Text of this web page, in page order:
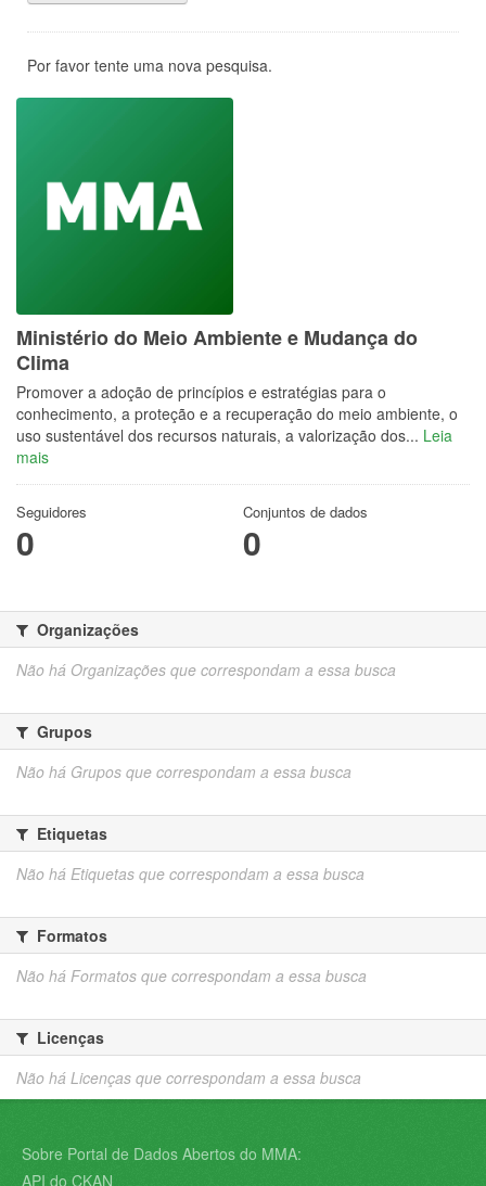
Por favor tente uma nova pesquisa.
Ministério do Meio Ambiente e Mudança do
Clima
Promover a adoção de princípios e estratégias para o
conhecimento, a proteção e a recuperação do meio ambiente, o
uso sustentável dos recursos naturais, a valorização dos... Leia
mais
Seguidores
0
Conjuntos de dados
0
Organizações
Não há Organizações que correspondam a essa busca
Grupos
Não há Grupos que correspondam a essa busca
Etiquetas
Não há Etiquetas que correspondam a essa busca
Formatos
Não há Formatos que correspondam a essa busca
Licenças
Não há Licenças que correspondam a essa busca
Sobre Portal de Dados Abertos do MMA:
API do CKAN